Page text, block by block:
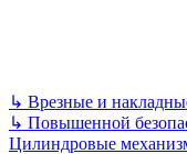
↳ Врезные и
↳ Повышенной
Цилиндровые